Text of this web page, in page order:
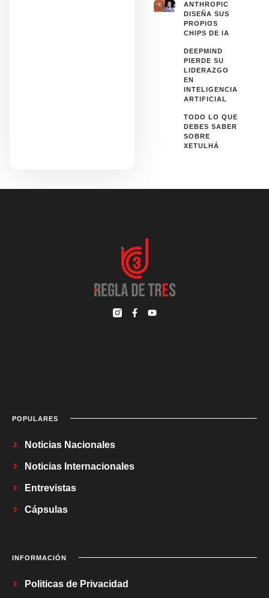
ANTHROPIC
DISEÑA SUS
PROPIOS
CHIPS DE IA
DEEPMIND
PIERDE SU
LIDERAZGO
EN
INTELIGENCIA
ARTIFICIAL
TODO LO QUE
DEBES SABER
SOBRE
XETULHÁ
POPULARES
Noticias Nacionales
Noticias Internacionales
Entrevistas
Cápsulas
INFORMACIÓN
Politicas de Privacidad